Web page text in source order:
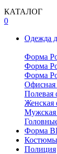
КАТАЛОГ
0
Одежда
Форма
Форма
Форма
Офисная
Полевая
Женская
Форма
Костюмы
Полиция